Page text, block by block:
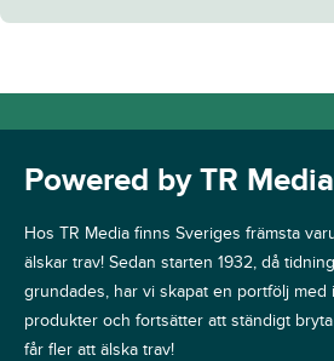
Powered by TR Media
Hos TR Media finns Sveriges främsta
älskar trav! Sedan starten 1932, då
grundades, har vi skapat en portfölj med
produkter och fortsätter att ständigt
får fler att älska trav!